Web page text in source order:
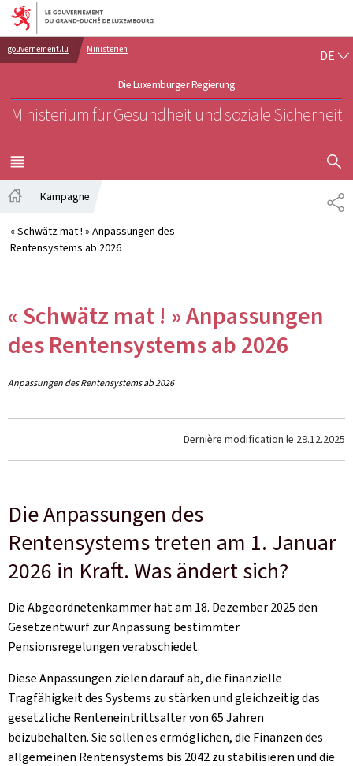
Zur Hauptnavigation
Zum Inhalt
gouvernement.lu Ministerien
Die Luxemburger Regierung
Ministerium für Gesundheit und soziale Sicherheit
DE
MENÜ
HAUPT-
Kampagne
« Schwätz mat ! » Anpassungen des
Rentensystems ab 2026
« Schwätz mat ! » Anpassungen
des Rentensystems ab 2026
Anpassungen des Rentensystems ab 2026
Dernière modification le 29.12.2025
Die Anpassungen des
Rentensystems treten am 1. Januar
2026 in Kraft. Was ändert sich?
Die Abgeordnetenkammer hat am 18. Dezember 2025 den
Gesetzentwurf zur Anpassung bestimmter
Pensionsregelungen verabschiedet.
Diese Anpassungen zielen darauf ab, die finanzielle
Tragfähigkeit des Systems zu stärken und gleichzeitig das
gesetzliche Renteneintrittsalter von 65 Jahren
beizubehalten. Sie sollen es ermöglichen, die Finanzen des
allgemeinen Rentensystems bis 2042 zu stabilisieren und die